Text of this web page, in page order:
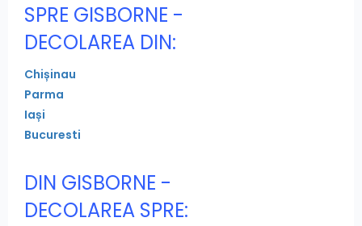
SPRE GISBORNE -
DECOLAREA DIN:
Chișinau
Parma
Iași
Bucuresti
DIN GISBORNE -
DECOLAREA SPRE: